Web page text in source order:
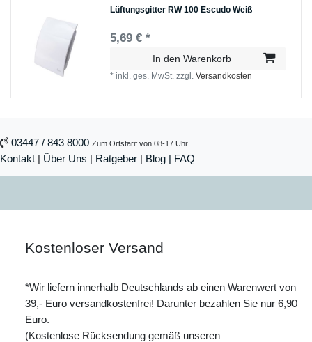
Lüftungsgitter RW 100 Escudo Weiß
5,69 € *
In den Warenkorb
*inkl. ges. MwSt. zzgl.Versandkosten
03447 / 843 8000 Zum Ortstarif von 08-17 Uhr
Kontakt | Über Uns | Ratgeber | Blog | FAQ
Kostenloser Versand
*Wir liefern innerhalb Deutschlands ab einen Warenwert von
39,- Euro versandkostenfrei! Darunter bezahlen Sie nur 6,90
Euro.
(Kostenlose Rücksendung gemäß unseren